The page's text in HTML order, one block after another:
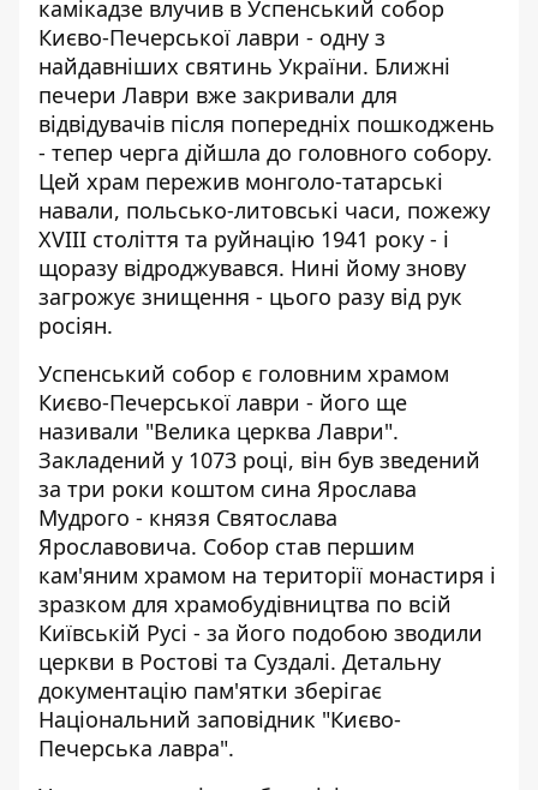
камікадзе влучив в Успенський собор
Києво-Печерської лаври - одну з
найдавніших святинь України. Ближні
печери Лаври вже закривали для
відвідувачів після попередніх пошкоджень
- тепер черга дійшла до головного собору.
Цей храм пережив монголо-татарські
навали, польсько-литовські часи, пожежу
XVIII століття та руйнацію 1941 року - і
щоразу відроджувався. Нині йому знову
загрожує знищення - цього разу від рук
росіян.
Успенський собор є головним храмом
Києво-Печерської лаври - його ще
називали "Велика церква Лаври".
Закладений у 1073 році, він був зведений
за три роки коштом сина Ярослава
Мудрого - князя Святослава
Ярославовича. Собор став першим
кам'яним храмом на території монастиря і
зразком для храмобудівництва по всій
Київській Русі - за його подобою зводили
церкви в Ростові та Суздалі. Детальну
документацію пам'ятки зберігає
Національний заповідник "Києво-
Печерська лавра".